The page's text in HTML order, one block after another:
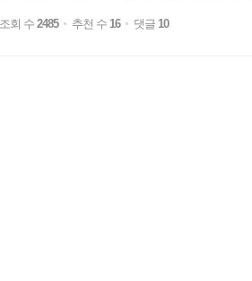
조회 수 2485 추천 수 16 댓글 10